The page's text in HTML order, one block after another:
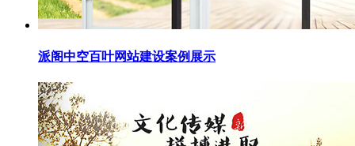
派阁中空百叶网站建设案例展示